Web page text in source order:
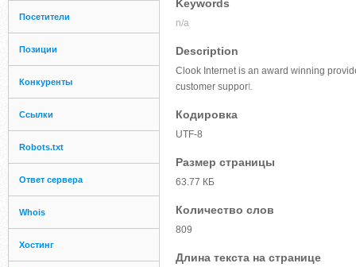
Посетители
Позиции
Конкуренты
Ссылки
Robots.txt
Ответ сервера
Whois
Хостинг
Keywords
n/a
Description
Clook Internet is an award winning
customer support.
Кодировка
UTF-8
Размер страницы
63.77 КБ
Количество слов
809
Длина текста на странице